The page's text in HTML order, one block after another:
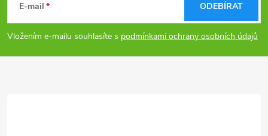
p
a
E-mail
Vložením e-mailu souhlasíte s podmínkami ochrany osobních údajů
ODEBÍRAT